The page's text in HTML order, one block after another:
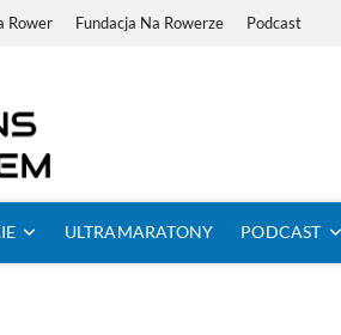
Rower Fundacja Na Rowerze Podcast
ULTRAMARATONY PODCAST